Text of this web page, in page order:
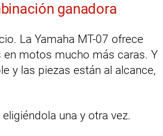
ganadora
La Yamaha MT-07 ofrece
motos mucho más caras. Y
y las piezas están al alcance,
una y otra vez.